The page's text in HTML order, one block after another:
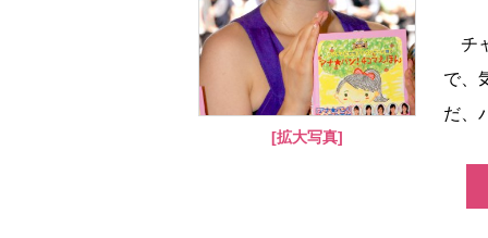
[拡大写真]
チ
で、
だ、